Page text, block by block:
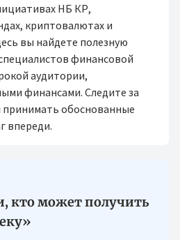
НБ КР,
криптовалютах и
вы найдете полезную
финансовой
аудитории,
финансами. Следите за
обоснованные
впереди.
кто может получить